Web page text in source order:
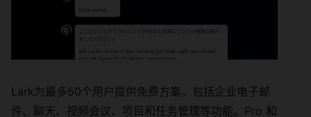
Lark为最多50个用户提供免费方案，包括企业电子邮
件、聊天、视频会议、项目和任务管理等功能。Pro 和